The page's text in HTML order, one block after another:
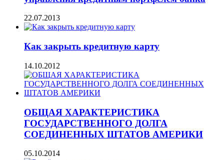
22.07.2013
Как закрыть кредитную карту
14.10.2012
ОБЩАЯ ХАРАКТЕРИСТИКА
ГОСУДАРСТВЕННОГО ДОЛГА
СОЕДИНЕННЫХ ШТАТОВ АМЕРИКИ
05.10.2014